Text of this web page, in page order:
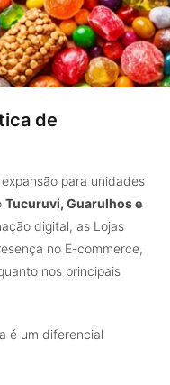
de
para unidades
Tucuruvi, Guarulhos e
digital, as Lojas
no E-commerce,
nos principais
é um diferencial